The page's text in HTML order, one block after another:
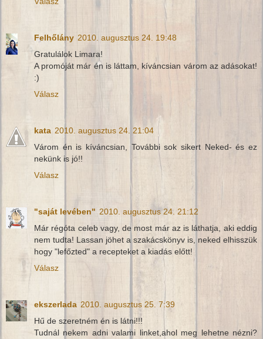
Felhőlány 2010. augusztus 24. 19:48
Gratulálok Limara!
A promóját már én is láttam, kíváncsian várom az adásokat!
:)
Válasz
kata 2010. augusztus 24. 21:04
Várom én is kíváncsian, További sok sikert Neked- és ez
nekünk is jó!!
Válasz
"saját levében" 2010. augusztus 24. 21:12
Már régóta celeb vagy, de most már az is láthatja, aki eddig
nem tudta! Lassan jöhet a szakácskönyv is, neked elhisszük
hogy "lefőzted" a recepteket a kiadás előtt!
Válasz
ekszerlada 2010. augusztus 25. 7:39
Hű de szeretném én is látni!!!
Tudnál nekem adni valami linket,ahol meg lehetne nézni?